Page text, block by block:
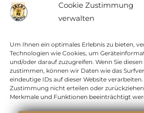
Cookie Zustimmung
verwalten
Um Ihnen ein optimales Erlebnis zu bieten,
Technologien wie Cookies, um
und/oder darauf zuzugreifen. Wenn Sie
zustimmen, können wir Daten wie das
eindeutige IDs auf dieser Website verarbeiten.
Zustimmung nicht erteilen oder
Merkmale und Funktionen beeinträchtigt
Vereinte Nationen
Vorphilatelie
Zensurbelege Österreich
Zensurbelege Schweiz